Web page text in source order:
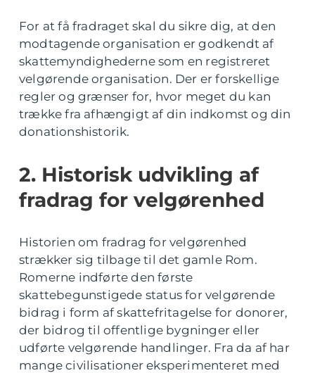
For at få fradraget skal du sikre dig, at den
modtagende organisation er godkendt af
skattemyndighederne som en registreret
velgørende organisation. Der er forskellige
regler og grænser for, hvor meget du kan
trække fra afhængigt af din indkomst og din
donationshistorik.
2. Historisk udvikling af
fradrag for velgørenhed
Historien om fradrag for velgørenhed
strækker sig tilbage til det gamle Rom.
Romerne indførte den første
skattebegunstigede status for velgørende
bidrag i form af skattefritagelse for donorer,
der bidrog til offentlige bygninger eller
udførte velgørende handlinger. Fra da af har
mange civilisationer eksperimenteret med